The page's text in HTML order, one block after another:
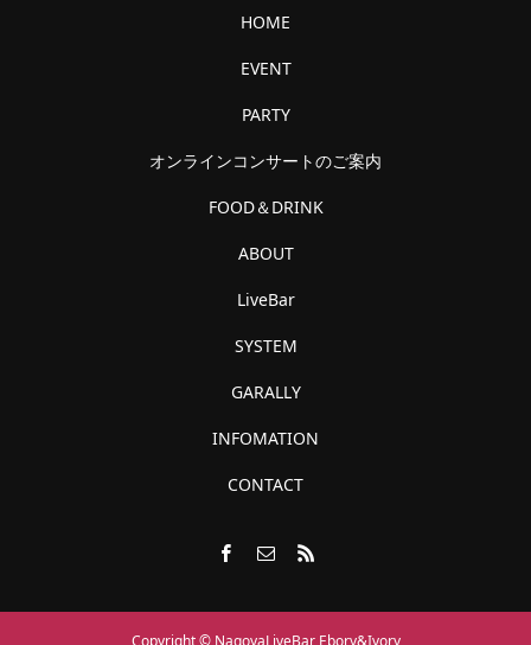
HOME
EVENT
PARTY
オンラインコンサートのご案内
FOOD＆DRINK
ABOUT
LiveBar
SYSTEM
GARALLY
INFOMATION
CONTACT
Copyright © NagoyaLiveBar Ebory&Ivory